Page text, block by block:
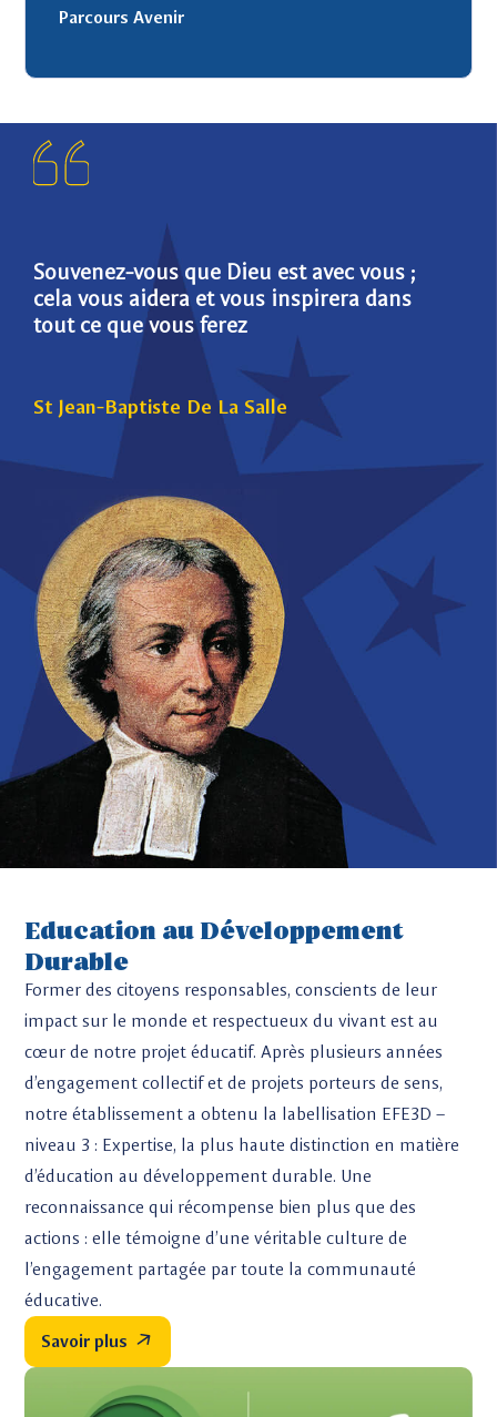
Parcours Avenir
Souvenez-vous que Dieu est avec vous ;
cela vous aidera et vous inspirera dans
tout ce que vous ferez
St Jean-Baptiste De La Salle
Education au Développement
Durable
Former des citoyens responsables, conscients de leur
impact sur le monde et respectueux du vivant est au
cœur de notre projet éducatif. Après plusieurs années
d’engagement collectif et de projets porteurs de sens,
notre établissement a obtenu la labellisation EFE3D –
niveau 3 : Expertise, la plus haute distinction en matière
d’éducation au développement durable. Une
reconnaissance qui récompense bien plus que des
actions : elle témoigne d’une véritable culture de
l’engagement partagée par toute la communauté
éducative.
Savoir plus